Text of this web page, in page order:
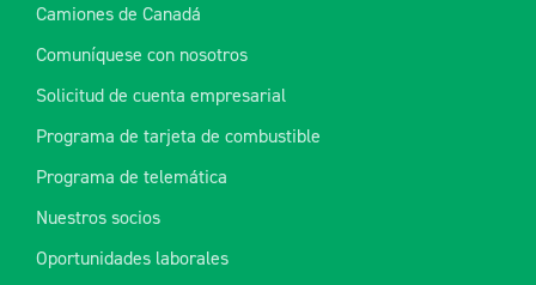
Camiones de Canadá
Comuníquese con nosotros
Solicitud de cuenta empresarial
Programa de tarjeta de combustible
Programa de telemática
Nuestros socios
Oportunidades laborales